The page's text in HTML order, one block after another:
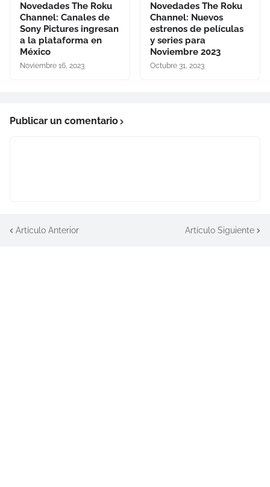
Novedades The Roku
Channel: Canales de
Sony Pictures ingresan
a la plataforma en
México
Noviembre 16, 2023
Novedades The Roku
Channel: Nuevos
estrenos de películas
y series para
Noviembre 2023
Octubre 31, 2023
Publicar un comentario
Artículo Anterior Artículo Siguiente